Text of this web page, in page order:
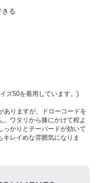
きる
ズ50を着用しています。 )
ありますが、ドローコードを
ワタリから膝にかけて程よ
っかりとテーパードが効いて
レイめな雰囲気になりま